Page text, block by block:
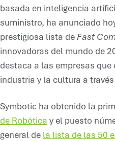
basada en inteligencia
suministro, ha anunciado
prestigiosa lista deFast
innovadoras del mundo de
destaca a las empresas
industria y la cultura a
Symbotic ha obtenido la
de Robótica y el puesto
general de la lista de las 50